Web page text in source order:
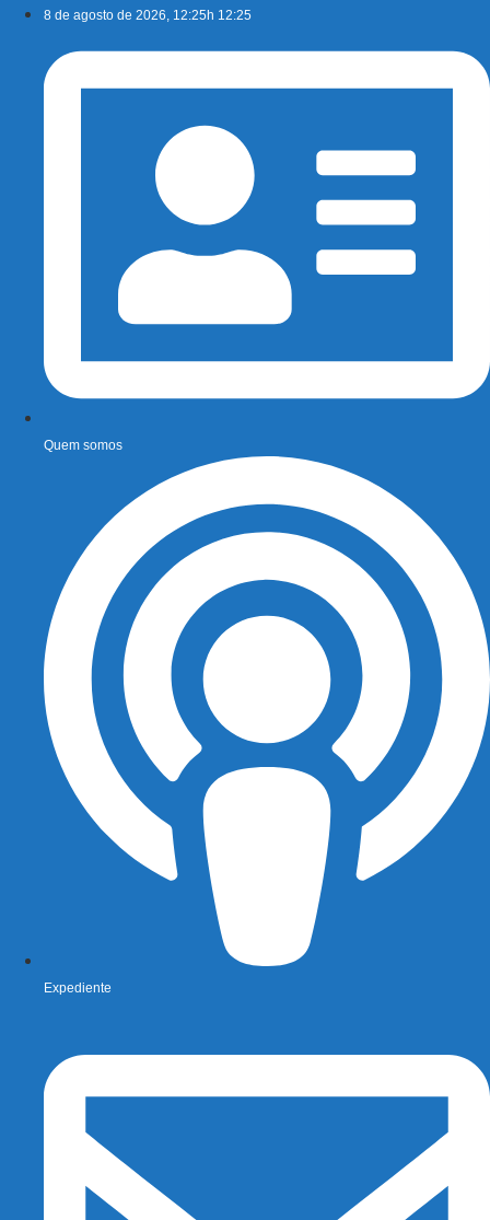
conteúdo
8 de agosto de 2026, 12:25h 12:25
Quem somos
Expediente